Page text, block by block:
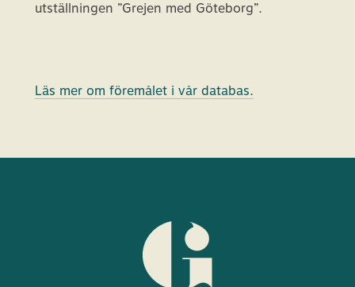
utställningen ”Grejen med Göteborg”.
Läs mer om föremålet i vår databas.